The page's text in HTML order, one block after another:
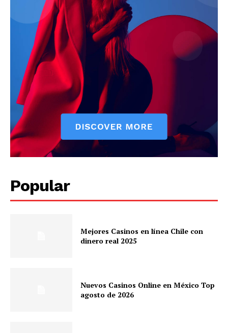
Popular
Mejores Casinos en línea Chile con
dinero real 2025
Nuevos Casinos Online en México Top
agosto de 2026